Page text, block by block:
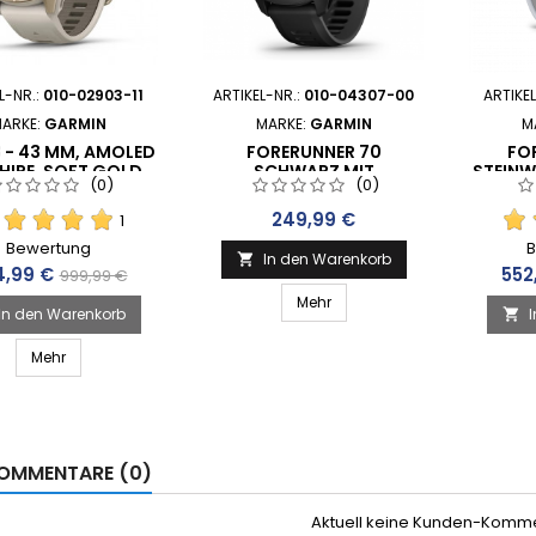
NR.: 010-02903-11
GARMIN
- 43 MM, AMOLED
SOFT GOLD
11) ⭐ SNL –
SEIT 1998
(0)
1
Bewertung
€ Verkaufspreis
999,99 €
In den Warenkorb
Mehr
ARTIKEL-NR.: 010-04307-00
MARKE: GARMIN
FORERUNNER 70
SCHWARZ MIT
SCHNELLWECHSEL-
ARMBAND 20 MM SILIKON
(010-04307-00)
(0)
Preis
249,99 €
 In den Warenkorb
Mehr
11)

(0)
Aktuell keine Kunden-